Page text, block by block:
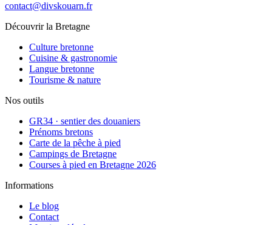
contact@divskouarn.fr
Découvrir la Bretagne
Culture bretonne
Cuisine & gastronomie
Langue bretonne
Tourisme & nature
Nos outils
GR34 · sentier des douaniers
Prénoms bretons
Carte de la pêche à pied
Campings de Bretagne
Courses à pied en Bretagne 2026
Informations
Le blog
Contact